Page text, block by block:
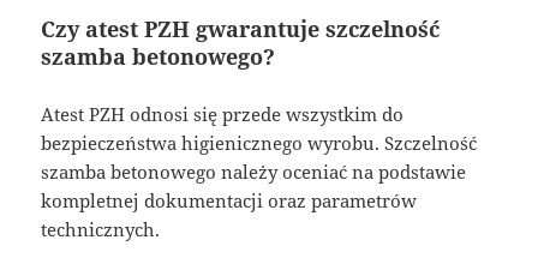
Czy atest PZH gwarantuje szczelność
szamba betonowego?
Atest PZH odnosi się przede wszystkim do
bezpieczeństwa higienicznego wyrobu. Szczelność
szamba betonowego należy oceniać na podstawie
kompletnej dokumentacji oraz parametrów
technicznych.